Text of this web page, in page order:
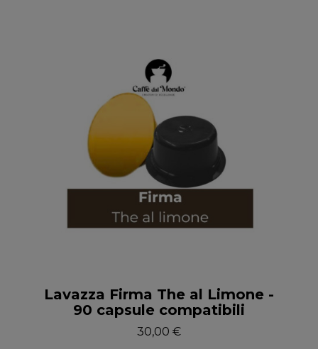
Anteprima
Lavazza Firma The al Limone -
90 capsule compatibili
30,00 €